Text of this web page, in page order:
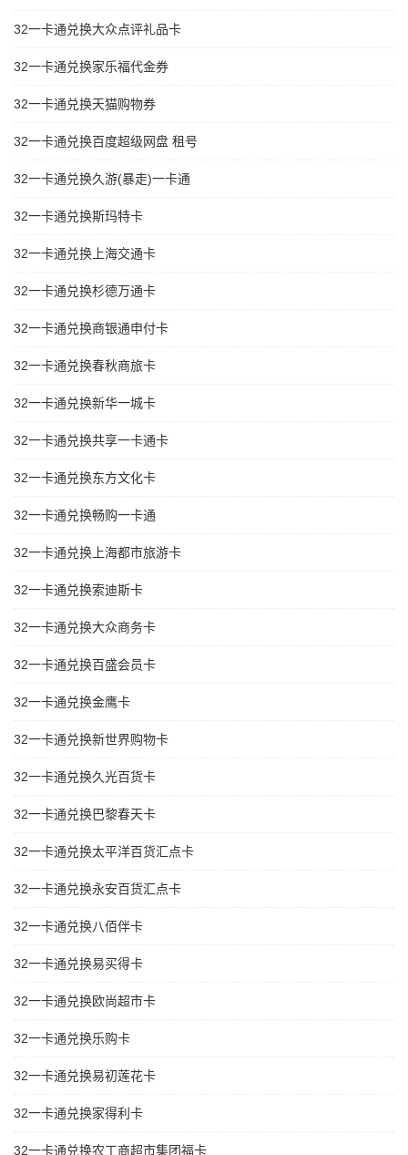
32一卡通兑换大众点评礼品卡
32一卡通兑换家乐福代金券
32一卡通兑换天猫购物券
32一卡通兑换百度超级网盘 租号
32一卡通兑换久游(暴走)一卡通
32一卡通兑换斯玛特卡
32一卡通兑换上海交通卡
32一卡通兑换杉德万通卡
32一卡通兑换商银通申付卡
32一卡通兑换春秋商旅卡
32一卡通兑换新华一城卡
32一卡通兑换共享一卡通卡
32一卡通兑换东方文化卡
32一卡通兑换畅购一卡通
32一卡通兑换上海都市旅游卡
32一卡通兑换索迪斯卡
32一卡通兑换大众商务卡
32一卡通兑换百盛会员卡
32一卡通兑换金鹰卡
32一卡通兑换新世界购物卡
32一卡通兑换久光百货卡
32一卡通兑换巴黎春天卡
32一卡通兑换太平洋百货汇点卡
32一卡通兑换永安百货汇点卡
32一卡通兑换八佰伴卡
32一卡通兑换易买得卡
32一卡通兑换欧尚超市卡
32一卡通兑换乐购卡
32一卡通兑换易初莲花卡
32一卡通兑换家得利卡
32一卡通兑换农工商超市集团福卡